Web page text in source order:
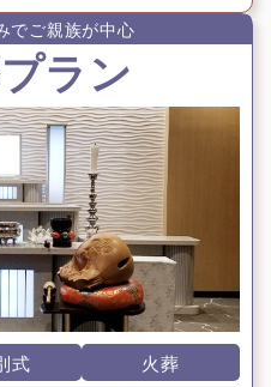
でご親族が中⼼
ラン
式 火葬